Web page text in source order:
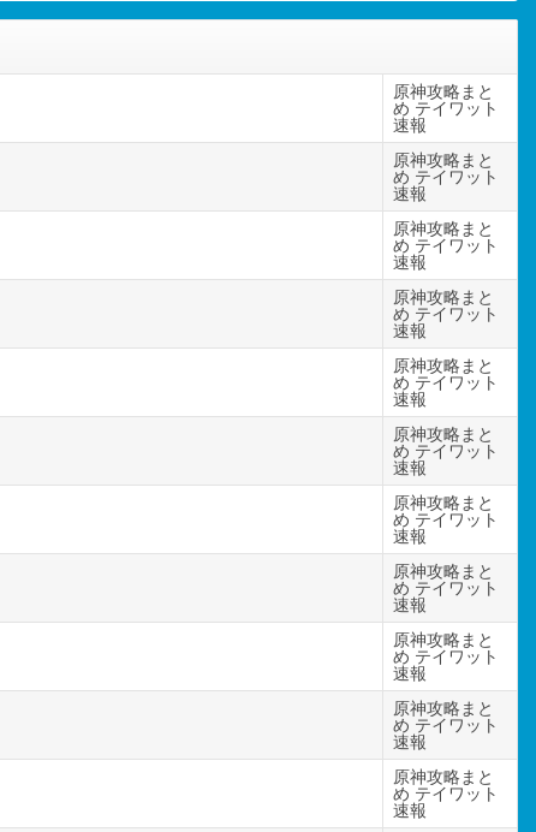
原神攻略まと
め テイワット
速報
原神攻略まと
め テイワット
速報
原神攻略まと
め テイワット
速報
原神攻略まと
め テイワット
速報
原神攻略まと
め テイワット
速報
原神攻略まと
め テイワット
速報
原神攻略まと
め テイワット
速報
原神攻略まと
め テイワット
速報
原神攻略まと
め テイワット
速報
原神攻略まと
め テイワット
速報
原神攻略まと
め テイワット
速報